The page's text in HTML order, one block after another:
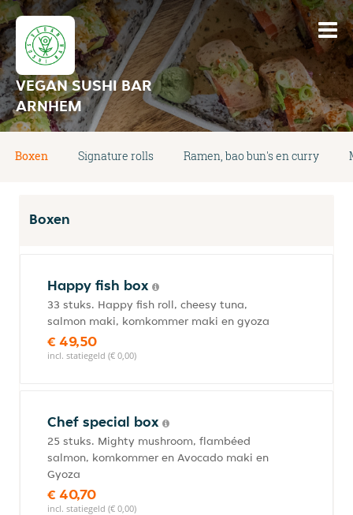
VEGAN SUSHI BAR
ARNHEM
Boxen Signature rolls Ramen, bao bun's en curry
Boxen
Happy fish box
33 stuks. Happy fish roll, cheesy tuna,
salmon maki, komkommer maki en gyoza
€ 49,50
incl. statiegeld (€ 0,00)
Chef special box
25 stuks. Mighty mushroom, flambéed
salmon, komkommer en Avocado maki en
Gyoza
€ 40,70
incl. statiegeld (€ 0,00)